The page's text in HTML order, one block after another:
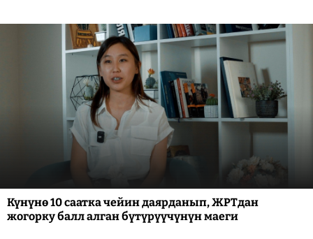
Күнүнө 10 саатка чейин даярданып, ЖРТдан
жогорку балл алган бүтүрүүчүнүн маеги